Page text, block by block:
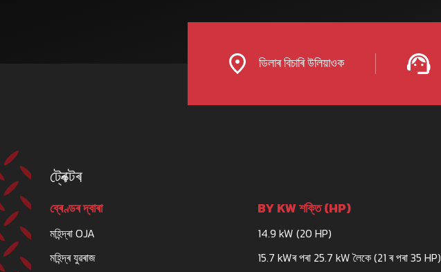
ডিলাৰ বিচাৰি উলিয়াওক
ট্ৰেক্টৰ
ব্ৰেণ্ডৰ দ্বাৰা
মহিন্দ্ৰা OJA
মহিন্দ্ৰ যুৱৰাজ
BY KW শক্তি (HP)
14.9 kW (20 HP)
15.7 kWৰ পৰা 25.7 kW লৈকে (21 ৰ পৰা 35 HP)